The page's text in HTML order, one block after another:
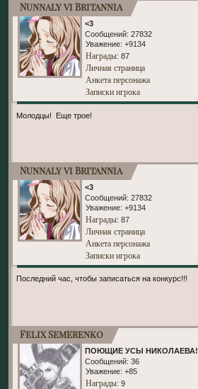
Nunnaly vi Britannia
<3
Сообщений: 27832
Уважение: +9134
Награды: 87
Личная страница
Анкета персонажа
Записки игрока
Молодцы! Еще трое!
Nunnaly vi Britannia
<3
Сообщений: 27832
Уважение: +9134
Награды: 87
Личная страница
Анкета персонажа
Записки игрока
Последний час, чтобы записаться на конкурс!!!
Felix Semerenko
ПОЮЩИЕ УСЫ НИКОЛАЕВА!
Сообщений: 36
Уважение: +85
Награды: 9